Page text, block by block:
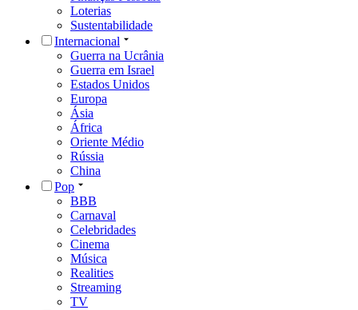
Loterias
Sustentabilidade
Internacional
Guerra na Ucrânia
Guerra em Israel
Estados Unidos
Europa
Ásia
África
Oriente Médio
Rússia
China
Pop
BBB
Carnaval
Celebridades
Cinema
Música
Realities
Streaming
TV